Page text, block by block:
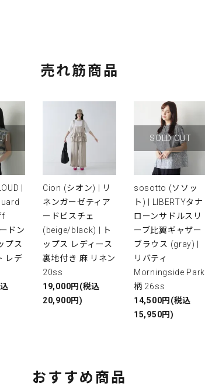
売れ筋商品
|
ドン
プス
レデ
Cion (シオン) | リ
ネンガーゼティア
ードビスチェ
(beige/black) | ト
ップス レディース
裏地付き 麻 リネン
20ss
19,000円(税込
20,900円)
SOLD OUT
sosotto (ソソッ
ト) | LIBERTYタナ
ローンサドルスリ
ーブ比翼ギャザー
ブラウス (gray) |
リバティ
Morningside Park
柄 26ss
14,500円(税込
15,950円)
おすすめ商品